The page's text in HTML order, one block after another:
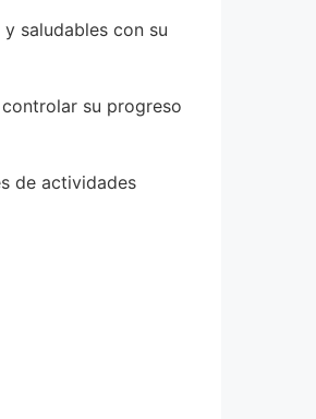
saludables con su
su progreso
de actividades